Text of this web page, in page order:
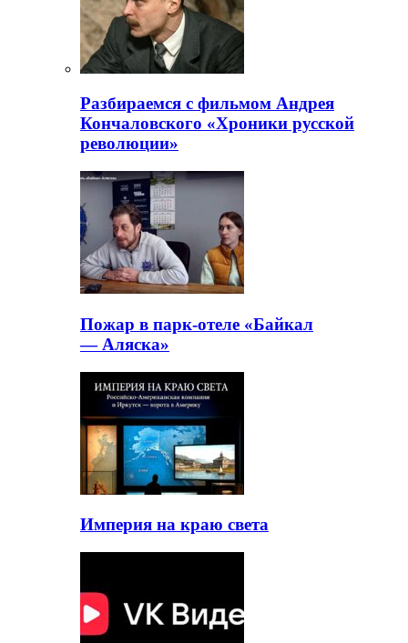
Разбираемся с фильмом Андрея
Кончаловского «Хроники русской
революции»
Пожар в парк-отеле «Байкал
— Аляска»
Империя на краю света